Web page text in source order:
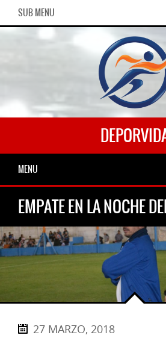
SUB MENU
MENU
EMPATE EN LA NOCHE
27 MARZO, 2018